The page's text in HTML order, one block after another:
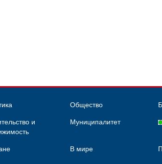
Общество
и
Муниципалитет
В мире